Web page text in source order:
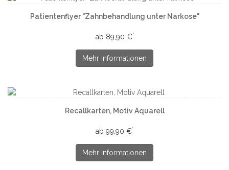
Patientenflyer "Zahnbehandlung unter Narkose"
ab 89,90 €*
Mehr Informationen
Recallkarten, Motiv Aquarell
ab 99,90 €*
Mehr Informationen